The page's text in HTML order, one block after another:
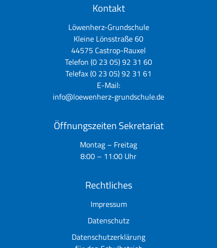
Kontakt
Löwenherz-Grundschule
Kleine Lönsstraße 60
44575 Castrop-Rauxel
Telefon (0 23 05) 92 31 60
Telefax (0 23 05) 92 31 61
E-Mail:
info@loewenherz-grundschule.de
Öffnungszeiten Sekretariat
Montag – Freitag
8:00 – 11:00 Uhr
Rechtliches
Impressum
Datenschutz
Datenschutzerklärung